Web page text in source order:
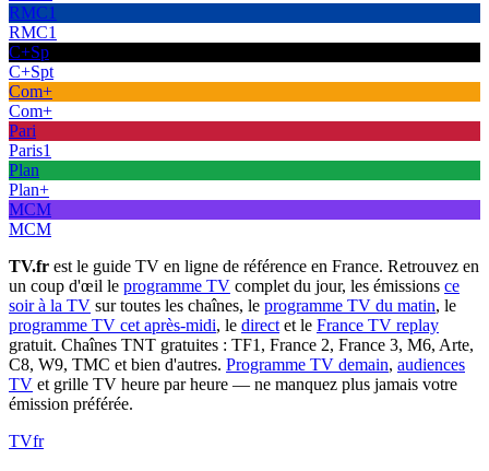
RMC1
RMC1
C+Sp
C+Spt
Com+
Com+
Pari
Paris1
Plan
Plan+
MCM
MCM
TV.fr est le guide TV en ligne de référence en France. Retrouvez en
un coup d'œil le programme TV complet du jour, les émissions ce
soir à la TV sur toutes les chaînes, le programme TV du matin, le
programme TV cet après-midi, le direct et le France TV replay
gratuit. Chaînes TNT gratuites : TF1, France 2, France 3, M6, Arte,
C8, W9, TMC et bien d'autres. Programme TV demain, audiences
TV et grille TV heure par heure — ne manquez plus jamais votre
émission préférée.
TVfr